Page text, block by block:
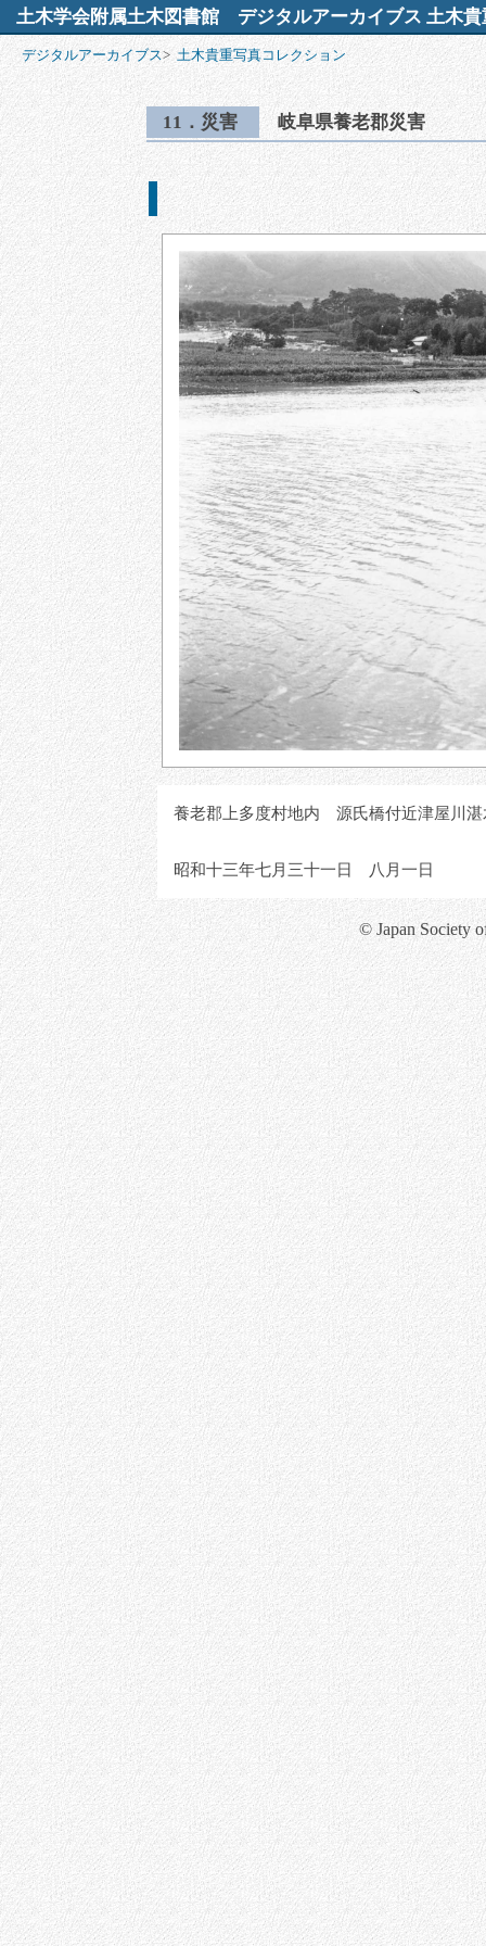
土木学会附属土木図書館 デジタルアーカイブス 土木貴
デジタルアーカイブス> 土木貴重写真コレクション
11．災害 岐阜県養老郡災害
養老郡上多度村地内 源氏橋付近津屋川湛
昭和十三年七月三十一日 八月一日
© Japan Society